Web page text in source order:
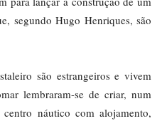
segundo Hugo Henriques, são
são estrangeiros e vivem
lembraram-se de criar, num
náutico com alojamento,